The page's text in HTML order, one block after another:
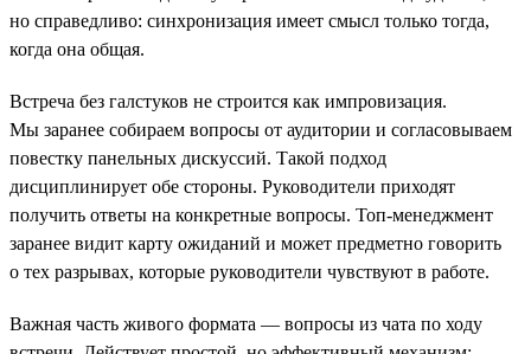
но справедливо: синхронизация имеет смысл только тогда,
когда она общая.
Встреча без галстуков не строится как импровизация.
Мы заранее собираем вопросы от аудитории и согласовываем
повестку панельных дискуссий. Такой подход
дисциплинирует обе стороны. Руководители приходят
получить ответы на конкретные вопросы. Топ-менеджмент
заранее видит карту ожиданий и может предметно говорить
о тех разрывах, которые руководители чувствуют в работе.
Важная часть живого формата — вопросы из чата по ходу